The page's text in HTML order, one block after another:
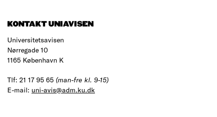
KONTAKT UNIAVISEN
Universitetsavisen
Nørregade 10
1165 København K
Tlf: 21 17 95 65 (man-fre kl. 9-15)
E-mail: uni-avis@adm.ku.dk